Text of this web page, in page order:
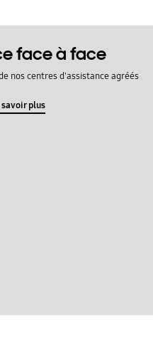
face à face
nos centres d'assistance agréés
savoir plus